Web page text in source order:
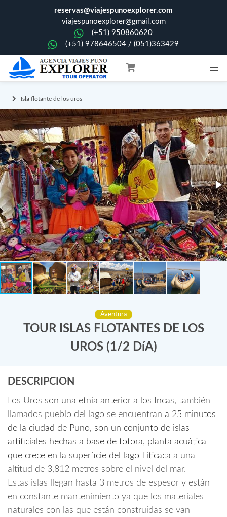
reservas@viajespunoexplorer.com
viajespunoexplorer@gmail.com
(+51) 950860620
(+51) 978646504 / (051)363429
Isla flotante de los uros
Aventura
TOUR ISLAS FLOTANTES DE LOS
UROS (1/2 DíA)
DESCRIPCION
Los Uros son una etnia anterior a los Incas, también
llamados pueblo del lago se encuentran a 25 minutos
de la ciudad de Puno, son un conjunto de islas
artificiales hechas a base de totora, planta acuática
que crece en la superficie del lago Titicaca a una
altitud de 3,812 metros sobre el nivel del mar.
Estas islas llegan hasta 3 metros de espesor y están
en constante mantenimiento ya que los materiales
naturales con las que están construidas se van